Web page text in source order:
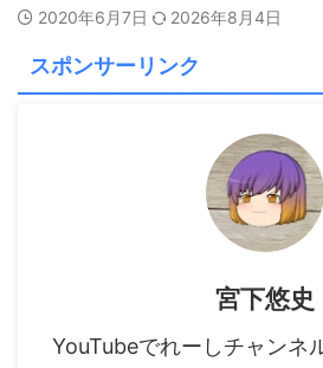
2020年6月7日 2026年8月4日
スポンサーリンク
宮下悠史
YouTubeでれーしチャンネ